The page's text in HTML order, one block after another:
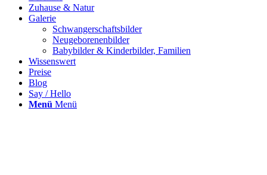
Zuhause & Natur
Galerie
Schwangerschaftsbilder
Neugeborenenbilder
Babybilder & Kinderbilder, Familien
Wissenswert
Preise
Blog
Say / Hello
Menü Menü